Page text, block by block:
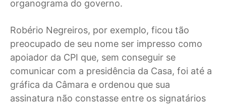
organograma do governo.
Robério Negreiros, por exemplo, ficou tão
preocupado de seu nome ser impresso como
apoiador da CPI que, sem conseguir se
comunicar com a presidência da Casa, foi até a
gráfica da Câmara e ordenou que sua
assinatura não constasse entre os signatários